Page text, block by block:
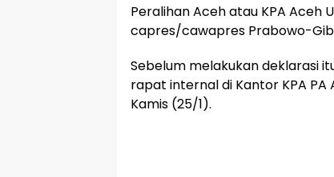
Peralihan Aceh atau KPA Aceh
capres/cawapres Prabowo-
Sebelum melakukan deklarasi
rapat internal di Kantor KPA
Kamis (25/1).